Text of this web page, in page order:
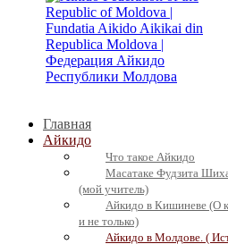
Главная
Айкидо
Что такое Айкидо
Масатаке Фудзита
(мой учитель)
Айкидо в Кишиневе (О
и не только)
Айкидо в Молдове. (